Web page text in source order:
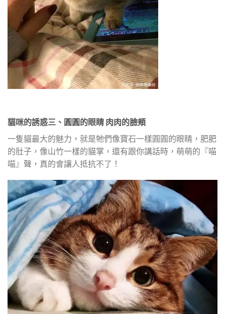
貓咪的誘惑三、圓圓的眼睛 肉肉的臉頰
一隻貓最大的魅力，就是牠們像寶石一樣圓圓的眼睛，肥肥
的肚子，像山竹一樣的貓掌，還有跟你講話時，萌萌的『喵
喵』聲，真的會讓人抵抗不了！